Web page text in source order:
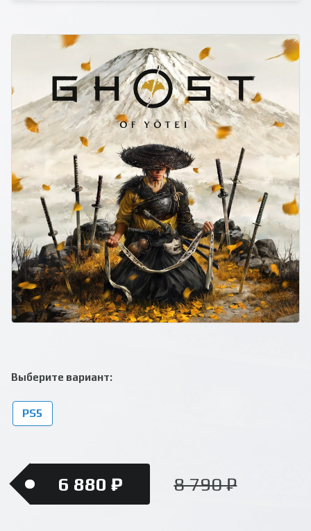
Выберите вариант:
PS5
6 880 ₽ 8 790 ₽